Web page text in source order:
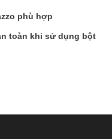
phù hợp
toàn khi sử dụng bột